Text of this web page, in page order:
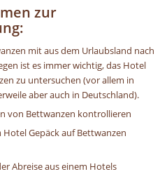
zur
mit aus dem Urlaubsland nach
ist es immer wichtig, das Hotel
zu untersuchen (vor allem in
aber auch in Deutschland).
von Bettwanzen kontrollieren
Gepäck auf Bettwanzen
Abreise aus einem Hotels